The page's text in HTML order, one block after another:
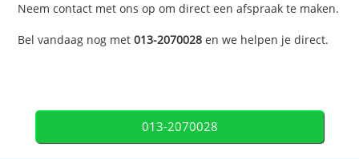
Neem contact met ons op om direct een afspraak te maken.
Bel vandaag nog met013-2070028 en we helpen je direct.
013-2070028